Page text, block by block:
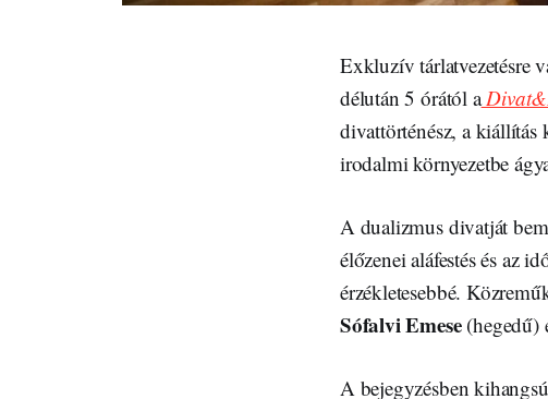
Exkluzív tárlatvezetésre
délután 5 órától a
divattörténész, a kiállítás
irodalmi környezetbe
A dualizmus divatját
élőzenei aláfestés és az
érzékletesebbé.
Sófalvi Emese(hegedű)
A bejegyzésben